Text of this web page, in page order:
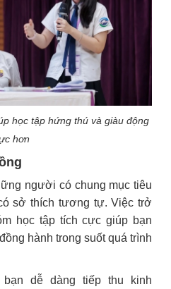
học tập hứng thú và giàu động
hơn
người có chung mục tiêu
sở thích tương tự. Việc trở
học tập tích cực giúp bạn
hành trong suốt quá trình
dễ dàng tiếp thu kinh